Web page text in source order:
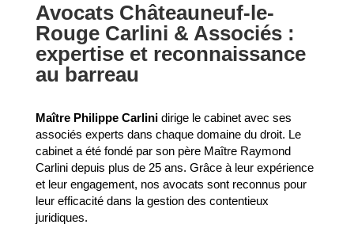
Avocats Châteauneuf-le-
Rouge Carlini & Associés :
expertise et reconnaissance
au barreau
Maître Philippe Carlinidirige le cabinet avec ses
associés experts dans chaque domaine du droit. Le
cabinet a été fondé par son père Maître Raymond
Carlini depuis plus de 25 ans. Grâce à leur expérience
et leur engagement, nos avocats sont reconnus pour
leur efficacité dans la gestion des contentieux
juridiques.